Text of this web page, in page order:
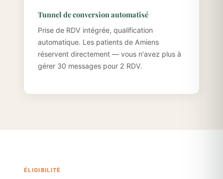
Tunnel de conversion automatisé
Prise de RDV intégrée, qualification
automatique. Les patients de Amiens
réservent directement — vous n'avez plus à
gérer 30 messages pour 2 RDV.
ÉLIGIBILITÉ